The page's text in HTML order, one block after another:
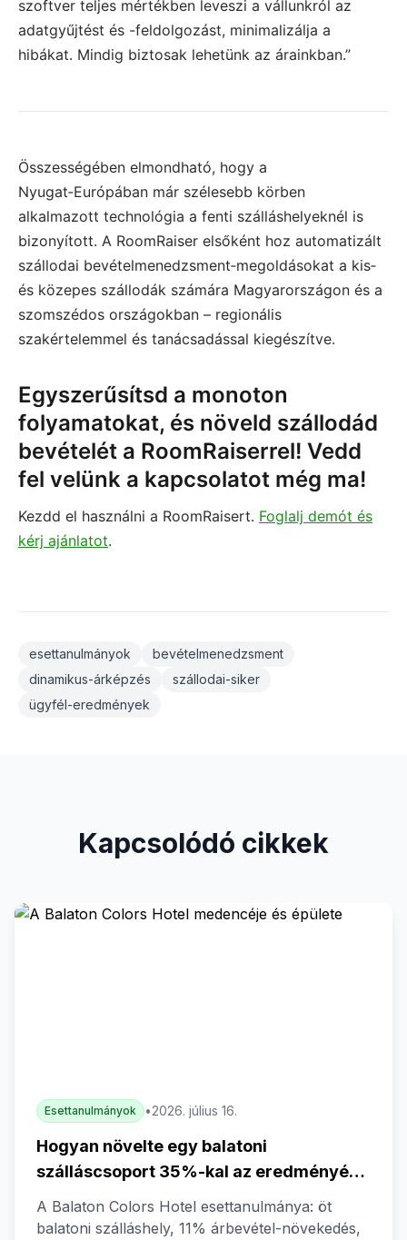
szoftver teljes mértékben leveszi a vállunkról az
adatgyűjtést és -feldolgozást, minimalizálja a
hibákat. Mindig biztosak lehetünk az árainkban.”
Összességében elmondható, hogy a
Nyugat‑Európában már szélesebb körben
alkalmazott technológia a fenti szálláshelyeknél is
bizonyított. A RoomRaiser elsőként hoz automatizált
szállodai bevételmenedzsment‑megoldásokat a kis‑
és közepes szállodák számára Magyarországon és a
szomszédos országokban – regionális
szakértelemmel és tanácsadással kiegészítve.
Egyszerűsítsd a monoton
folyamatokat, és növeld szállodád
bevételét a RoomRaiserrel! Vedd
fel velünk a kapcsolatot még ma!
Kezdd el használni a RoomRaisert. Foglalj demót és
kérj ajánlatot.
esettanulmányok
bevételmenedzsment
dinamikus-árképzés
szállodai-siker
ügyfél-eredmények
Kapcsolódó cikkek
Esettanulmányok •2026. július 16.
Hogyan növelte egy balatoni
szálláscsoport 35%-kal az eredményét a
RoomRaiser segítségével?
A Balaton Colors Hotel esettanulmánya: öt
balatoni szálláshely, 11% árbevétel-növekedés,